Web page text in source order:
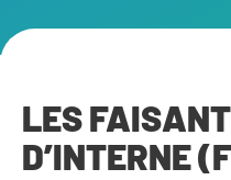
LES
D’INTERNE